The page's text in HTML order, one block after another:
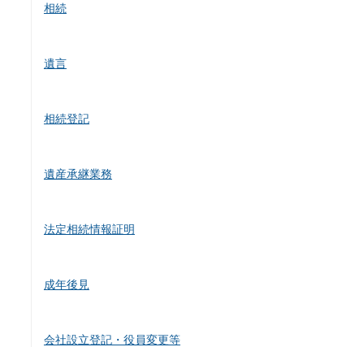
相続
遺言
相続登記
遺産承継業務
法定相続情報証明
成年後見
会社設立登記・役員変更等